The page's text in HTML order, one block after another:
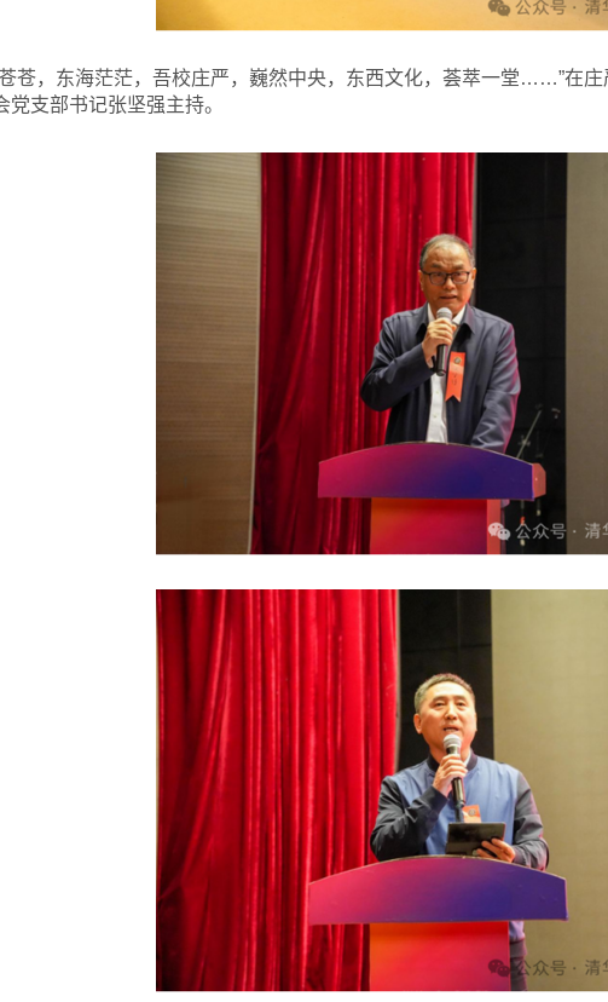
苍，东海茫茫，吾校庄严，巍然中央，东西文化，荟萃一堂……”在
党支部书记张坚强主持。